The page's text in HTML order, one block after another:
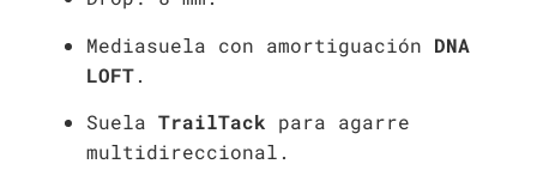
Mediasuela con amortiguación DNA
LOFT.
SuelaTrailTack para agarre
multidireccional.